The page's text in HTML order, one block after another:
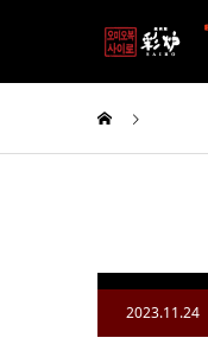
2023.11.24